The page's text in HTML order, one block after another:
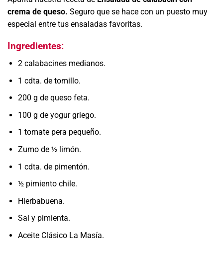
crema de queso. Seguro que se hace con un puesto muy
especial entre tus ensaladas favoritas.
Ingredientes:
2 calabacines medianos.
1 cdta. de tomillo.
200 g de queso feta.
100 g de yogur griego.
1 tomate pera pequeño.
Zumo de ½ limón.
1 cdta. de pimentón.
½ pimiento chile.
Hierbabuena.
Sal y pimienta.
Aceite Clásico La Masía.